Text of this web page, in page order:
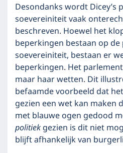
Desondanks wordt Dicey’s
soevereiniteit vaak
beschreven. Hoewel het
beperkingen bestaan op
soevereiniteit, bestaan er
beperkingen. Het
maar haar wetten. Dit
befaamde voorbeeld dat
gezien een wet kan maken
met blauwe ogen gedood
politiekgezien is dit niet
blijft afhankelijk van